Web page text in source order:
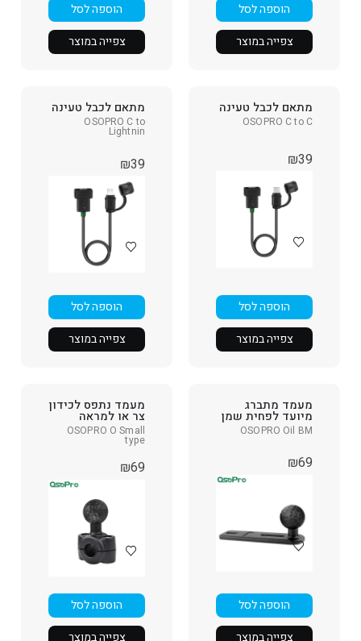
הוספה לסל
צפייה במוצר
הוספה לסל
צפייה במוצר
מתאם לכבל טעינה
OSOPRO C to C
₪39
הוספה לסל
צפייה במוצר
מתאם לכבל טעינה
OSOPRO C to
Lightnin
₪39
הוספה לסל
צפייה במוצר
מעמד מתברג
מיועד לפחית שמן
OSOPRO Oil BM
₪69
הוספה לסל
צפייה במוצר
מעמד נתפס לכידון
צר או למראה
OSOPRO O Small
type
₪69
הוספה לסל
צפייה במוצר